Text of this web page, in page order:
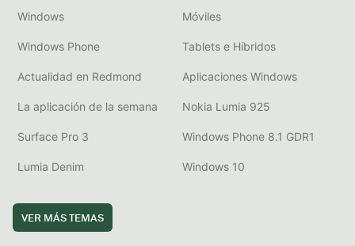
Windows Móviles
Windows Phone Tablets e Híbridos
Actualidad en Redmond Aplicaciones Windows
La aplicación de la semana Nokia Lumia 925
Surface Pro 3 Windows Phone 8.1 GDR1
Lumia Denim Windows 10
VER MÁS TEMAS